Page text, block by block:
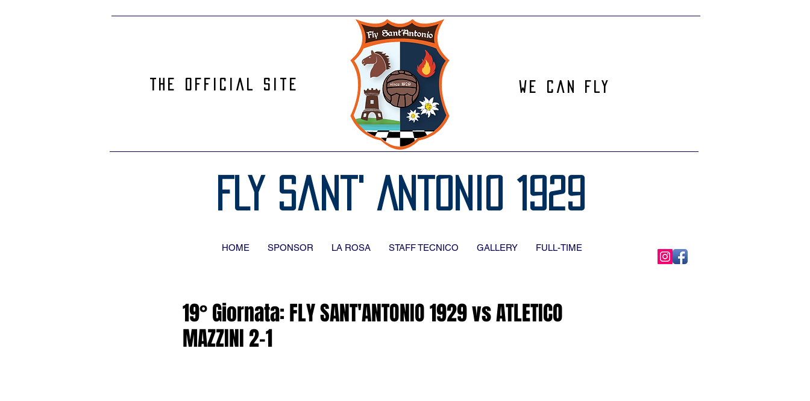
The official site We can Fly
Fly Sant' Antonio 1929
HOME SPONSOR LA ROSA STAFF TECNICO GALLERY FULL-TIME
19° Giornata: FLY SANT'ANTONIO 1929 vs ATLETICO
MAZZINI 2-1